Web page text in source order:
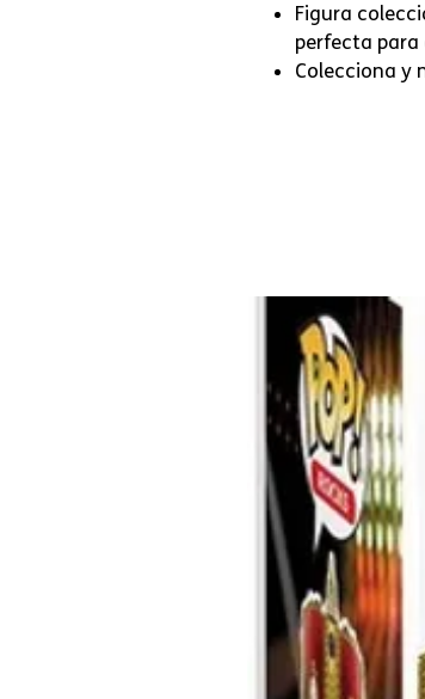
Figura
perfecta
Colecciona y